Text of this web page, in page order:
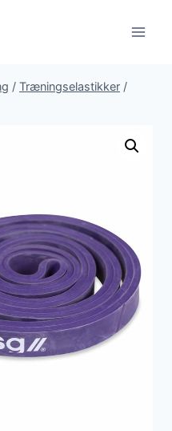
/ Træningselastikker /